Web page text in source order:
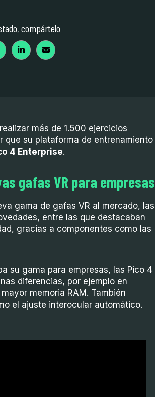
compártelo
más de 1.500 ejercicios
que su plataforma de entrenamiento
4 Enterprise.
gafas VR para empresas
gama de gafas VR al mercado, las
entre las que destacaban
gracias a componentes como las
su gama para empresas, las Pico 4
diferencias, por ejemplo en
memoria RAM. También
el ajuste interocular automático.